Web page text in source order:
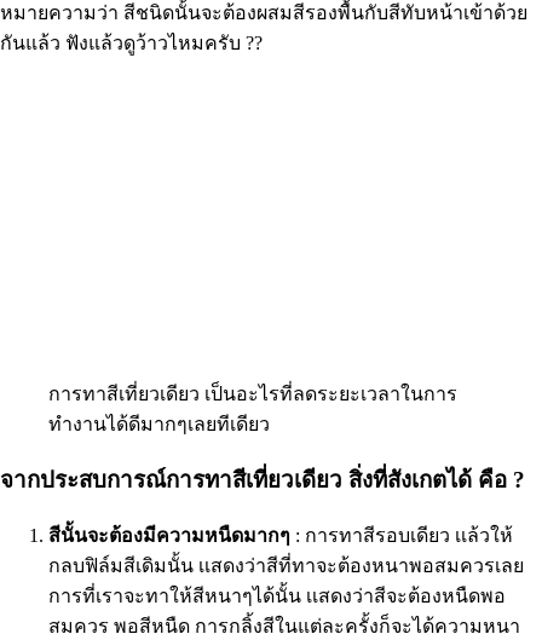
หมายความว่า สีชนิดนั้นจะต้องผสมสีรองพื้นกับสีทับหน้าเข้าด้วย
กันแล้ว ฟังแล้วดูว้าวไหมครับ ??
การทาสีเที่ยวเดียว เป็นอะไรที่ลดระยะเวลาในการ
ทำงานได้ดีมากๆเลยทีเดียว
จากประสบการณ์การทาสีเที่ยวเดียว สิ่งที่สังเกตได้ คือ ?
สีนั้นจะต้องมีความหนืดมากๆ : การทาสีรอบเดียว เเล้วให้
กลบฟิล์มสีเดิมนั้น เเสดงว่าสีที่ทาจะต้องหนาพอสมควรเลย
การที่เราจะทาให้สีหนาๆได้นั้น เเสดงว่าสีจะต้องหนืดพอ
สมควร พอสีหนืด การกลิ้งสีในแต่ละครั้งก็จะได้ความหนา